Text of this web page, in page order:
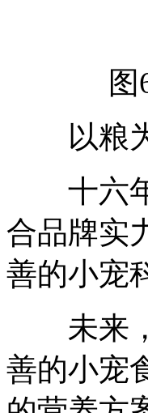
图6
以粮为
十六年
合品牌实
善的小宠
未来，
善的小宠